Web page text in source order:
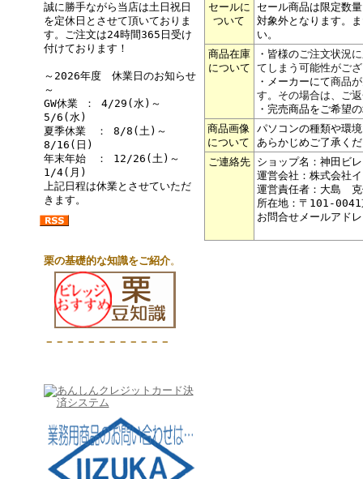
誠に勝手ながら当店は土日祝日
を定休日とさせて頂いておりま
す。ご注文は24時間365日受け
付けております！
～2026年度 休業日のお知らせ
～
GW休業 ： 4/29(水)～
5/6(水)
夏季休業 ： 8/8(土)～
8/16(日)
年末年始 ： 12/26(土)～
1/4(月)
上記日程は休業とさせていただ
きます。
栗の基礎的な知識をご紹介。
－－－－－－－－－－－－
セールに
ついて
セール商品は限定数
対象外となります。
い。
商品在庫
について
・皆様のご注文状況
てしまう可能性がご
・メーカーにて商品
す。その場合は、ご
・完売商品をご希望
商品画像
について
パソコンの種類や環
あらかじめご了承く
ご連絡先
ショップ名：神田ビ
運営会社：株式会社
運営責任者：大島
所在地：〒101-
お問合せメールアド